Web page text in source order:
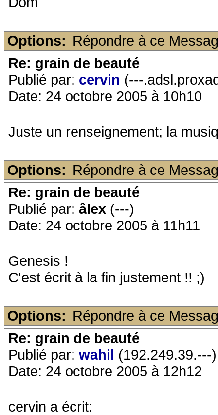
Options: Répondre à ce
Re: grain de beauté
Publié par: cervin (---
Date: 24 octobre 2005 à 10h10
Juste un renseignement; la
Options: Répondre à ce
Re: grain de beauté
Publié par: âlex (---)
Date: 24 octobre 2005 à 11h11
Genesis !
C'est écrit à la fin justement !! ;)
Options: Répondre à ce
Re: grain de beauté
Publié par: wahil (192.249.39.---)
Date: 24 octobre 2005 à 12h12
cervin a écrit: